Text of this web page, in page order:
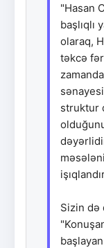
"Hasan
başlıqlı
olaraq,
təkcə
struktur
Sizin də